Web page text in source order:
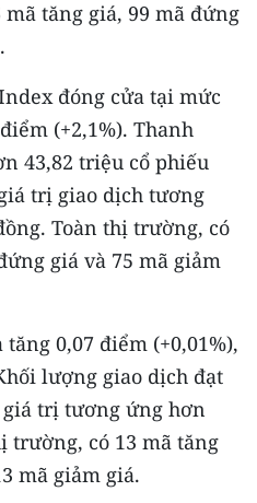
tăng giá, 99 mã đứng
đóng cửa tại mức
(+2,1%). Thanh
43,82 triệu cổ phiếu
trị giao dịch tương
Toàn thị trường, có
giá và 75 mã giảm
0,07 điểm (+0,01%),
lượng giao dịch đạt
trị tương ứng hơn
trường, có 13 mã tăng
mã giảm giá.